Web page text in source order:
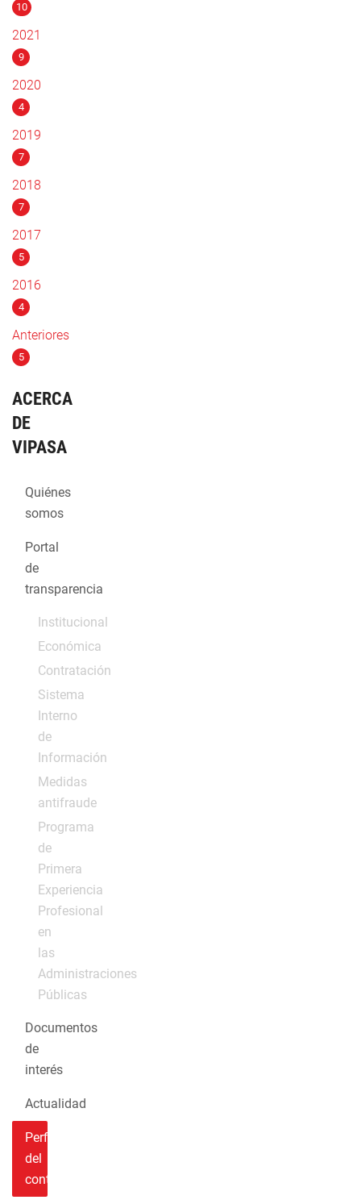
10
2021
9
2020
4
2019
7
2018
7
2017
5
2016
4
Anteriores
5
ACERCA
DE
VIPASA
Quiénes
somos
Portal
de
transparencia
Institucional
Económica
Contratación
Sistema
Interno
de
Información
Medidas
antifraude
Programa
de
Primera
Experiencia
Profesional
en
las
Administraciones
Públicas
Documentos
de
interés
Actualidad
Perfil
del
contratante